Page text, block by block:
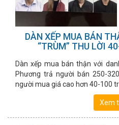
DÀN XẾP MUA BÁN
“TRÙM” THU LỜI
Dàn xếp mua bán thận với
Phương trả người bán 250-
người mua giá cao hơn 40-100
Xem